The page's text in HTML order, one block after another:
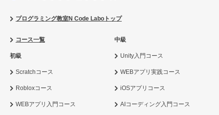
プログラミング教室N Code Laboトップ
コース一覧
初級
Scratchコース
Robloxコース
WEBアプリ入門コース
中級
Unity入門コース
WEBアプリ実践コース
iOSアプリコース
AIコーディング入門コース